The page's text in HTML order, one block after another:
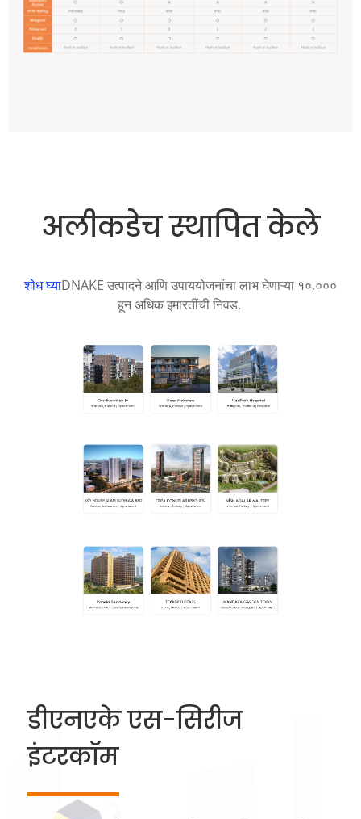
अलीकडेच स्थापित केले
शोध घ्याDNAKE उत्पादने आणि उपाययोजनांचा लाभ घेणाऱ्या १०,०००
हून अधिक इमारतींची निवड.
डीएनएके एस-सिरीज
इंटरकॉम